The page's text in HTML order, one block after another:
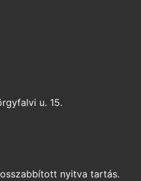
u. 15.
nyitva tartás.